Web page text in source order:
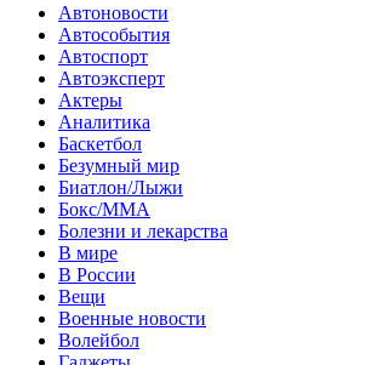
Автоновости
Автособытия
Автоспорт
Автоэксперт
Актеры
Аналитика
Баскетбол
Безумный мир
Биатлон/Лыжи
Бокс/MMA
Болезни и лекарства
В мире
В России
Вещи
Военные новости
Волейбол